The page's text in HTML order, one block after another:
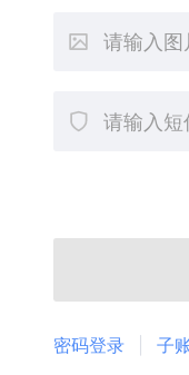
密码登录 子